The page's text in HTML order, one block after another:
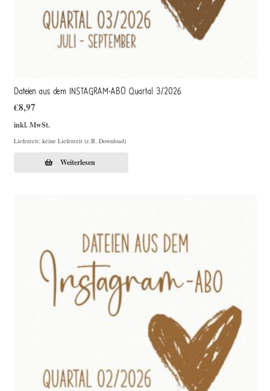
Dateien aus dem INSTAGRAM-ABO Quartal 3/2026
€8,97
inkl. MwSt.
Lieferzeit: keine Lieferzeit (z.B. Download)
Weiterlesen